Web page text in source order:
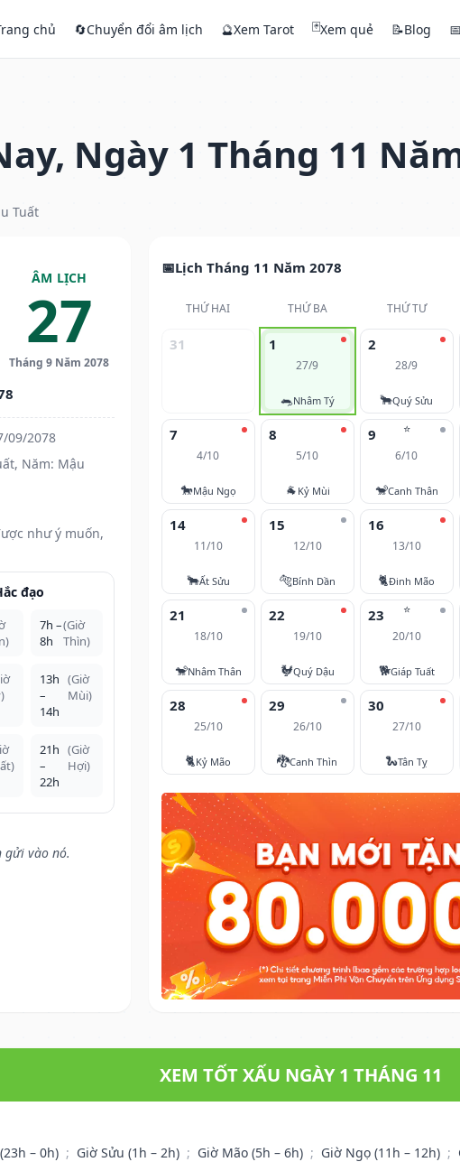
chủ 🔄Chuyển đổi âm lịch 🔮Xem Tarot 🃏Xem quẻ 📝Blog 📅
Ngày 1 Tháng 11
Tuất
ÂM LỊCH
27
Tháng 9 Năm 2078
09/2078
Năm: Mậu
như ý muốn,
đạo
7h –
8h
(Giờ
Thìn)
13h
–
14h
(Giờ
Mùi)
21h
–
22h
(Giờ
Hợi)
gửi vào nó.
Lịch Tháng 11 Năm 2078
THỨ HAI THỨ BA THỨ TƯ
31 1
27/9
🐀Nhâm Tý
2
28/9
🐂Quý Sửu
7
4/10
🐎Mậu Ngọ
8
5/10
🐐 Kỷ Mùi
⭐
9
6/10
🐒Canh Thân
14
11/10
🐂Ất Sửu
15
12/10
🐅Bính Dần
16
13/10
🐈Đinh Mão
21
18/10
🐒Nhâm Thân
22
19/10
🐓Quý Dậu
⭐
23
20/10
🐕Giáp Tuất
28
25/10
🐈Kỷ Mão
29
26/10
🐉Canh Thìn
30
27/10
🐍Tân Tỵ
XEM TỐT XẤU NGÀY 1 THÁNG 11
– 0h) ; Giờ Sửu (1h – 2h) ; Giờ Mão (5h – 6h) ; Giờ Ngọ (11h – 12h) ;